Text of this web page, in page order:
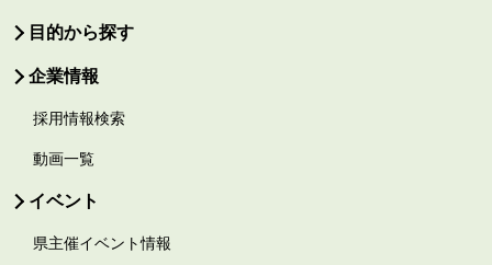
目的から探す
企業情報
採用情報検索
動画一覧
イベント
県主催イベント情報